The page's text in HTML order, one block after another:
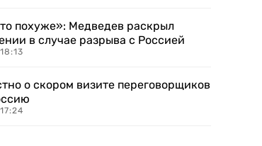
похуже»: Медведев раскрыл
в случае разрыва с Россией
о скором визите переговорщиков